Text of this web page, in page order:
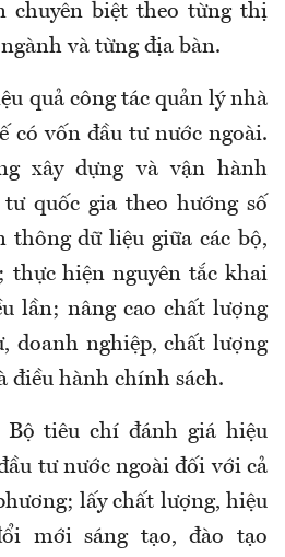
chuyên biệt theo từng thị
và từng địa bàn.
quả công tác quản lý nhà
có vốn đầu tư nước ngoài.
xây dựng và vận hành
quốc gia theo hướng số
dữ liệu giữa các bộ,
thực hiện nguyên tắc khai
lần; nâng cao chất lượng
doanh nghiệp, chất lượng
điều hành chính sách.
tiêu chí đánh giá hiệu
tư nước ngoài đối với cả
lấy chất lượng, hiệu
mới sáng tạo, đào tạo